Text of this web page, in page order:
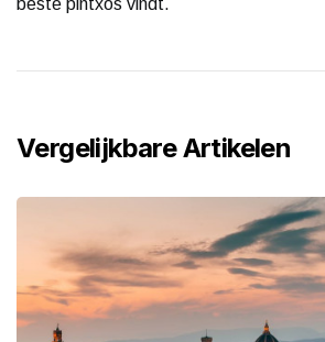
Vergelijkbare Artikelen